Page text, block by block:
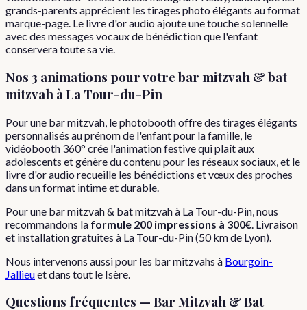
grands-parents apprécient les tirages photo élégants au format
marque-page. Le livre d'or audio ajoute une touche solennelle
avec des messages vocaux de bénédiction que l'enfant
conservera toute sa vie.
Nos 3 animations pour votre bar mitzvah & bat
mitzvah à La Tour-du-Pin
Pour une bar mitzvah, le photobooth offre des tirages élégants
personnalisés au prénom de l'enfant pour la famille, le
vidéobooth 360° crée l'animation festive qui plaît aux
adolescents et génère du contenu pour les réseaux sociaux, et le
livre d'or audio recueille les bénédictions et vœux des proches
dans un format intime et durable.
Pourune bar mitzvah & bat mitzvahà La Tour-du-Pin , nous
recommandons la formule 200 impressions à 300€ . Livraison
et installation gratuites à La Tour-du-Pin(50km de Lyon).
Nous intervenons aussi pour les bar mitzvahs à Bourgoin-
Jallieuet dans tout le Isère
Questions fréquentes — Bar Mitzvah & Bat